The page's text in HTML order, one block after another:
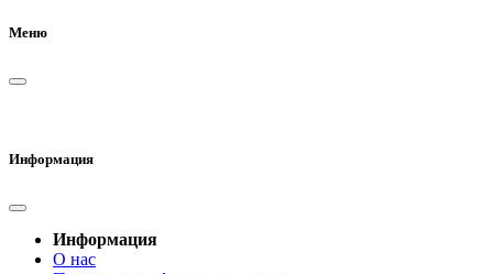
Меню
Информация
Информация
О нас